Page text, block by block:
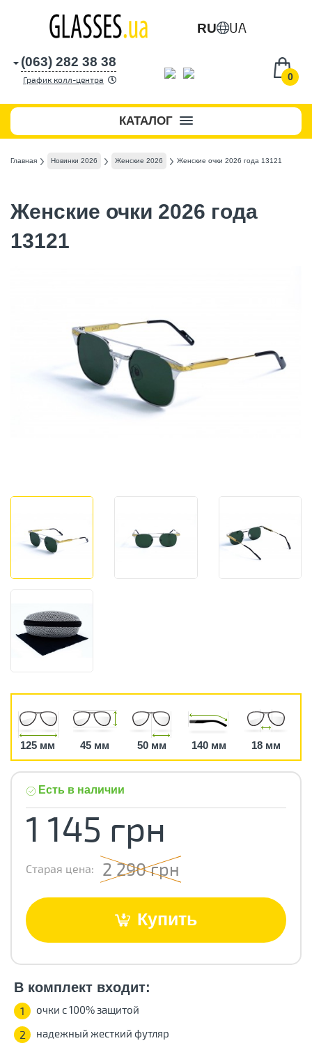
RU UA
0
(063) 282 38 38
График колл-центра
КАТАЛОГ
Главная Новинки 2026 Женские 2026 Женские очки 2026 года 13121
Женские очки 2026 года
13121
125 мм 45 мм 50 мм 140 мм 18 мм
Есть в наличии
1 145 грн
Старая цена: 2 290 грн
Купить
В комплект входит:
1 очки с 100% защитой
2 надежный жесткий футляр